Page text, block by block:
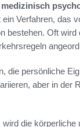
medizinisch
Verfahren, das
bestehen. Oft
die persönliche
aber in der
die körperliche